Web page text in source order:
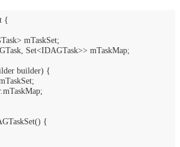
{
mTaskSet;
Set<IDAGTask>> mTaskMap;
builder) {
{